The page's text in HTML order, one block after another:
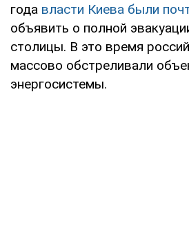
года власти Киева были
объявить о полной
столицы. В это время
массово обстреливали
энергосистемы.